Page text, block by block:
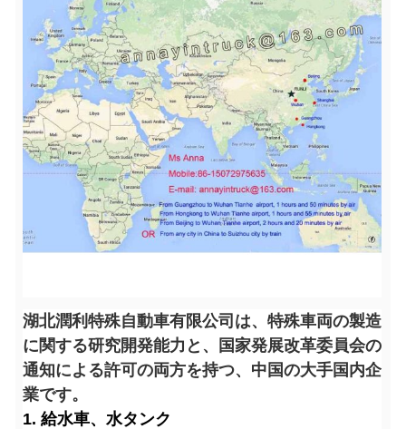
湖北潤利特殊自動車有限公司は、特殊車両の製造
に関する研究開発能力と、国家発展改革委員会の
通知による許可の両方を持つ、中国の大手国内企
業です。
1. 給水車、水タンク